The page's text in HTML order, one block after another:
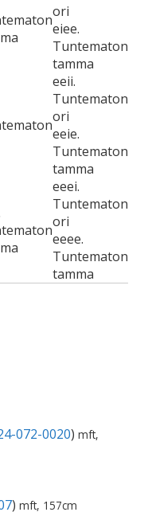
ori
eiee.
Tuntematon
tamma
eeii.
Tuntematon
ori
eeie.
Tuntematon
tamma
eeei.
Tuntematon
ori
eeee.
Tuntematon
tamma
072-0020) mft,
) mft, 157cm